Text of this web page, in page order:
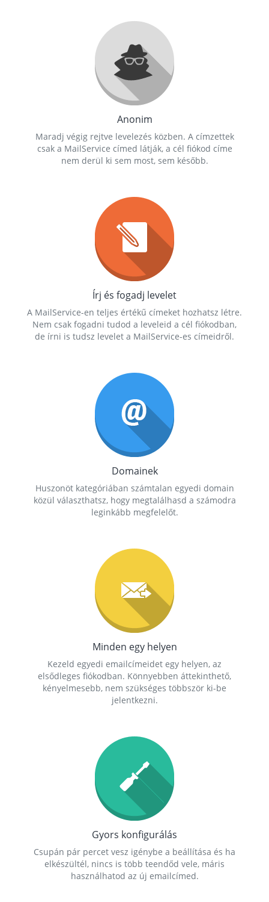
Anonim
Maradj végig rejtve levelezés közben. A címzettek
csak a MailService címed látják, a cél fiókod címe
nem derül ki sem most, sem később.
Írj és fogadj levelet
A MailService-en teljes értékű címeket hozhatsz létre.
Nem csak fogadni tudod a leveleid a cél fiókodban,
de írni is tudsz levelet a MailService-es címeidről.
Domainek
Huszonöt kategóriában számtalan egyedi domain
közül választhatsz, hogy megtalálhasd a számodra
leginkább megfelelőt.
Minden egy helyen
Kezeld egyedi emailcímeidet egy helyen, az
elsődleges fiókodban. Könnyebben áttekinthető,
kényelmesebb, nem szükséges többször ki-be
jelentkezni.
Gyors konfigurálás
Csupán pár percet vesz igénybe a beállítása és ha
elkészültél, nincs is több teendőd vele, máris
használhatod az új emailcímed.